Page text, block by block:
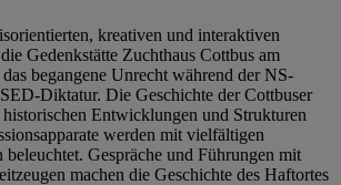
kreativen und interaktiven
Gedenkstätte Zuchthaus Cottbus am
begangene Unrecht während der NS-
Diktatur. Die Geschichte der Cottbuser
Entwicklungen und Strukturen
werden mit vielfältigen
Gespräche und Führungen mit
machen die Geschichte des Haftortes